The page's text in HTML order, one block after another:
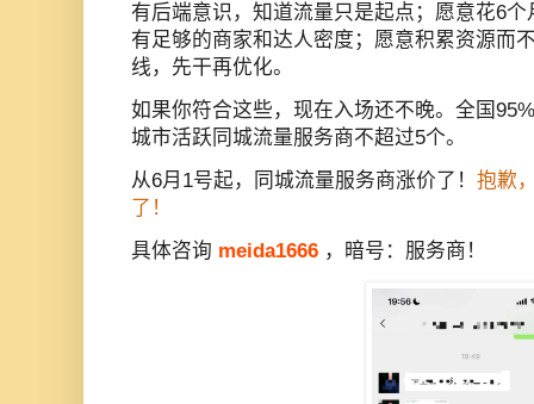
有后端意识，知道流量只是起点；愿意花6
有足够的商家和达人密度；愿意积累资源而
线，先干再优化。
如果你符合这些，现在入场还不晚。全国
城市活跃同城流量服务商不超过5个。
从6月1号起，同城流量服务商涨价了！ 抱歉
了！
具体咨询 meida1666 ，暗号：服务商！